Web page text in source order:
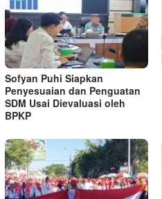
Sofyan Puhi Siapkan
Penyesuaian dan Penguatan
SDM Usai Dievaluasi oleh
BPKP